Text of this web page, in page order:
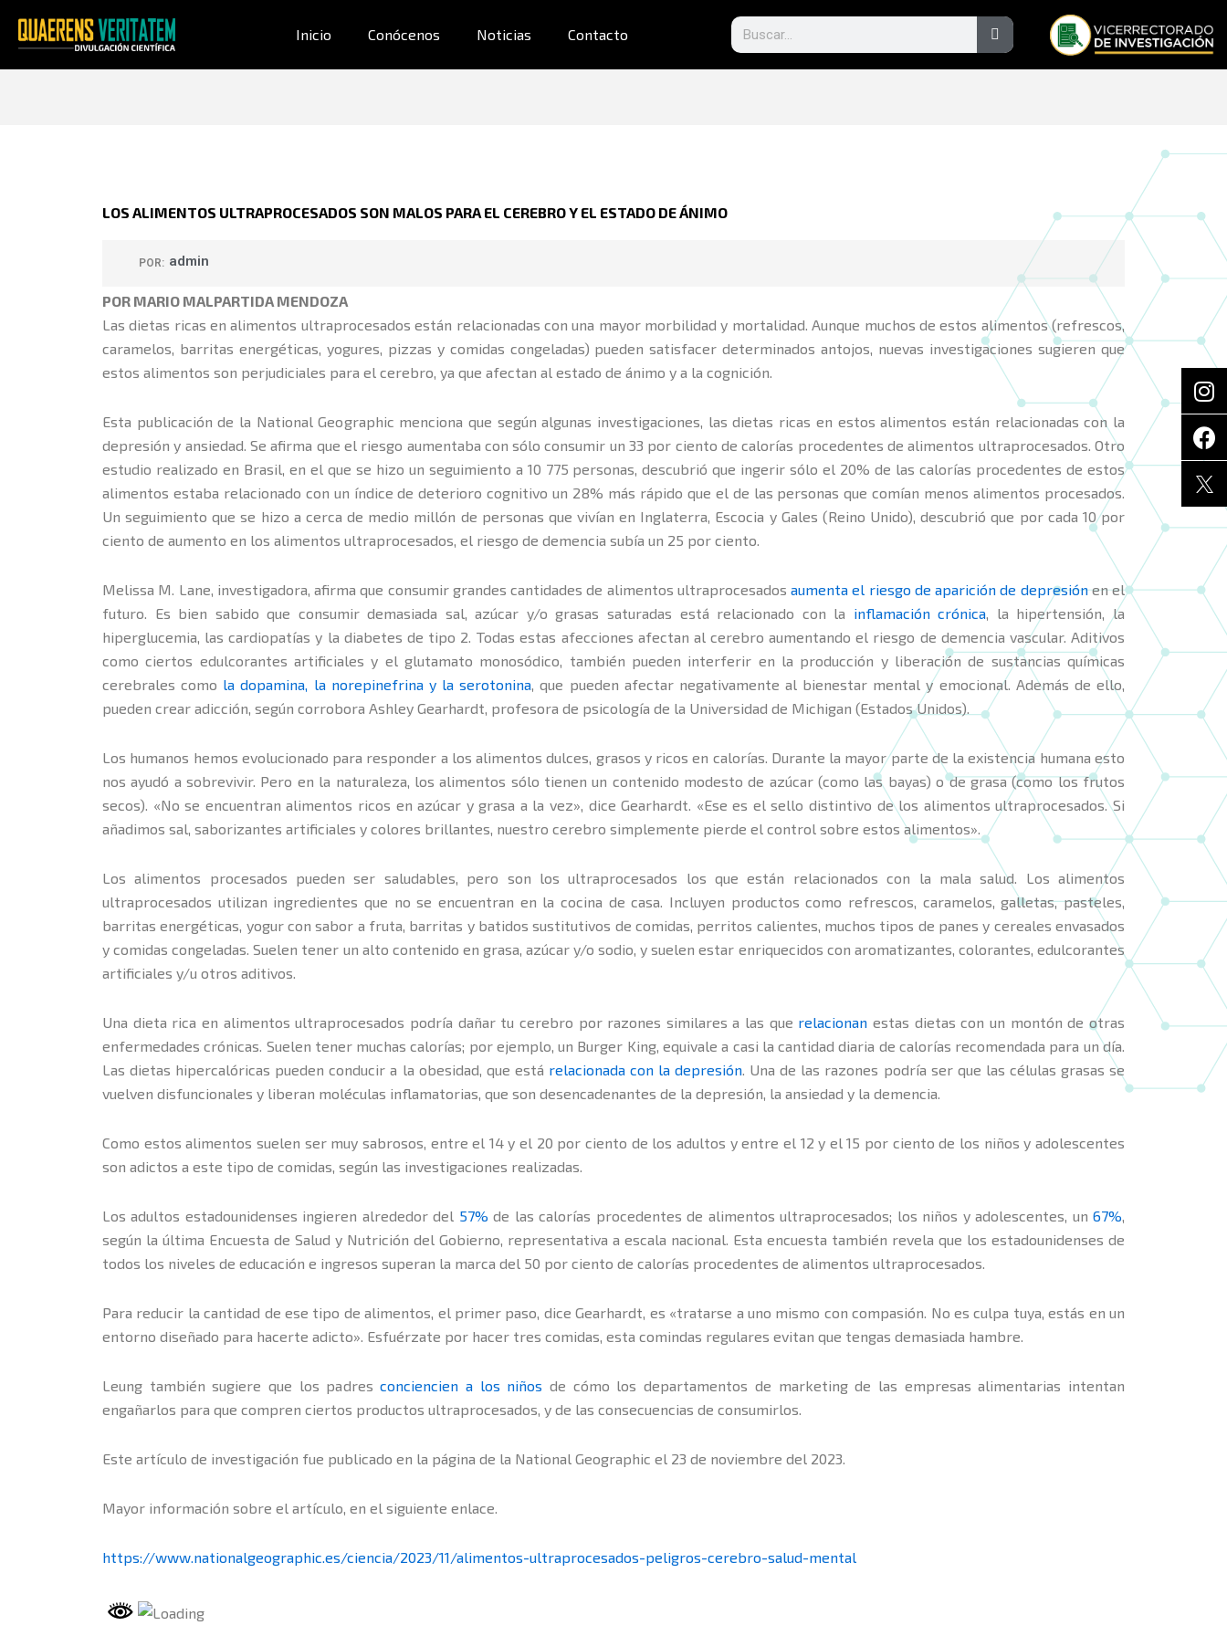
Inicio Conócenos Noticias Contacto Search Search
LOS ALIMENTOS ULTRAPROCESADOS SON MALOS PARA EL CEREBRO Y EL ESTADO DE ÁNIMO
POR: admin
POR MARIO MALPARTIDA MENDOZA
Las dietas ricas en alimentos ultraprocesados están relacionadas con una mayor morbilidad y mortalidad. Aunque muchos de estos alimentos (refrescos,
caramelos, barritas energéticas, yogures, pizzas y comidas congeladas) pueden satisfacer determinados antojos, nuevas investigaciones sugieren que
estos alimentos son perjudiciales para el cerebro, ya que afectan al estado de ánimo y a la cognición.
Esta publicación de la National Geographic menciona que según algunas investigaciones, las dietas ricas en estos alimentos están relacionadas con la
depresión y ansiedad. Se afirma que el riesgo aumentaba con sólo consumir un 33 por ciento de calorías procedentes de alimentos ultraprocesados. Otro
estudio realizado en Brasil, en el que se hizo un seguimiento a 10 775 personas, descubrió que ingerir sólo el 20% de las calorías procedentes de estos
alimentos estaba relacionado con un índice de deterioro cognitivo un 28% más rápido que el de las personas que comían menos alimentos procesados.
Un seguimiento que se hizo a cerca de medio millón de personas que vivían en Inglaterra, Escocia y Gales (Reino Unido), descubrió que por cada 10 por
ciento de aumento en los alimentos ultraprocesados, el riesgo de demencia subía un 25 por ciento.
Melissa M. Lane, investigadora, afirma que consumir grandes cantidades de alimentos ultraprocesados aumenta el riesgo de aparición de depresiónen el
futuro. Es bien sabido que consumir demasiada sal, azúcar y/o grasas saturadas está relacionado con la inflamación crónica, la hipertensión, la
hiperglucemia, las cardiopatías y la diabetes de tipo 2. Todas estas afecciones afectan al cerebro aumentando el riesgo de demencia vascular. Aditivos
como ciertos edulcorantes artificiales y el glutamato monosódico, también pueden interferir en la producción y liberación de sustancias químicas
cerebrales como la dopamina, la norepinefrina y la serotonina, que pueden afectar negativamente al bienestar mental y emocional. Además de ello,
pueden crear adicción, según corrobora Ashley Gearhardt, profesora de psicología de la Universidad de Michigan (Estados Unidos).
Los humanos hemos evolucionado para responder a los alimentos dulces, grasos y ricos en calorías. Durante la mayor parte de la existencia humana esto
nos ayudó a sobrevivir. Pero en la naturaleza, los alimentos sólo tienen un contenido modesto de azúcar (como las bayas) o de grasa (como los frutos
secos). «No se encuentran alimentos ricos en azúcar y grasa a la vez», dice Gearhardt. «Ese es el sello distintivo de los alimentos ultraprocesados. Si
añadimos sal, saborizantes artificiales y colores brillantes, nuestro cerebro simplemente pierde el control sobre estos alimentos».
Los alimentos procesados pueden ser saludables, pero son los ultraprocesados los que están relacionados con la mala salud. Los alimentos
ultraprocesados utilizan ingredientes que no se encuentran en la cocina de casa. Incluyen productos como refrescos, caramelos, galletas, pasteles,
barritas energéticas, yogur con sabor a fruta, barritas y batidos sustitutivos de comidas, perritos calientes, muchos tipos de panes y cereales envasados
y comidas congeladas. Suelen tener un alto contenido en grasa, azúcar y/o sodio, y suelen estar enriquecidos con aromatizantes, colorantes, edulcorantes
artificiales y/u otros aditivos.
Una dieta rica en alimentos ultraprocesados podría dañar tu cerebro por razones similares a las que relacionan estas dietas con un montón de otras
enfermedades crónicas. Suelen tener muchas calorías; por ejemplo, un Burger King, equivale a casi la cantidad diaria de calorías recomendada para un día.
Las dietas hipercalóricas pueden conducir a la obesidad, que está relacionada con la depresión. Una de las razones podría ser que las células grasas se
vuelven disfuncionales y liberan moléculas inflamatorias, que son desencadenantes de la depresión, la ansiedad y la demencia.
Como estos alimentos suelen ser muy sabrosos, entre el 14 y el 20 por ciento de los adultos y entre el 12 y el 15 por ciento de los niños y adolescentes
son adictos a este tipo de comidas, según las investigaciones realizadas.
Los adultos estadounidenses ingieren alrededor del 57% de las calorías procedentes de alimentos ultraprocesados; los niños y adolescentes, un67%,
según la última Encuesta de Salud y Nutrición del Gobierno, representativa a escala nacional. Esta encuesta también revela que los estadounidenses de
todos los niveles de educación e ingresos superan la marca del 50 por ciento de calorías procedentes de alimentos ultraprocesados.
Para reducir la cantidad de ese tipo de alimentos, el primer paso, dice Gearhardt, es «tratarse a uno mismo con compasión. No es culpa tuya, estás en un
entorno diseñado para hacerte adicto». Esfuérzate por hacer tres comidas, esta comindas regulares evitan que tengas demasiada hambre.
Leung también sugiere que los padresconciencien a los niños de cómo los departamentos de marketing de las empresas alimentarias intentan
engañarlos para que compren ciertos productos ultraprocesados, y de las consecuencias de consumirlos.
Este artículo de investigación fue publicado en la página de la National Geographic el 23 de noviembre del 2023.
Mayor información sobre el artículo, en el siguiente enlace.
https://www.nationalgeographic.es/ciencia/2023/11/alimentos-ultraprocesados-peligros-cerebro-salud-mental